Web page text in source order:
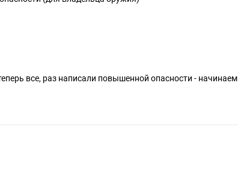
все, раз написали повышенной опасности - начинаем